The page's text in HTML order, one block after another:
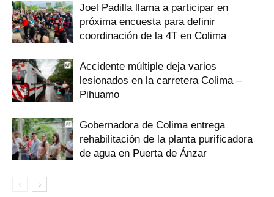
Joel Padilla llama a participar en
próxima encuesta para definir
coordinación de la 4T en Colima
Accidente múltiple deja varios
lesionados en la carretera Colima –
Pihuamo
Gobernadora de Colima entrega
rehabilitación de la planta purificadora
de agua en Puerta de Ánzar